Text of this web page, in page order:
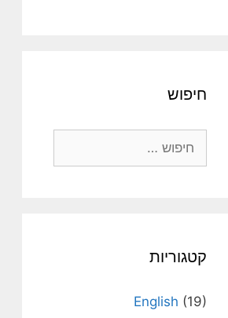
חיפוש
קטגוריות
English (19)